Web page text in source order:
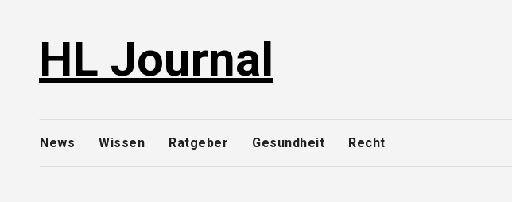
HL Journal
News Wissen Ratgeber Gesundheit Recht